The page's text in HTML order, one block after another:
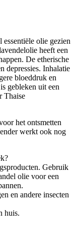
olie gezien
heeft een
De etherische
depressies. Inhalatie
bloeddruk en
gebleken uit een
Thaise
het ontsmetten
werkt ook nog
Gebruik
olie voor een
en andere insecten
huis.